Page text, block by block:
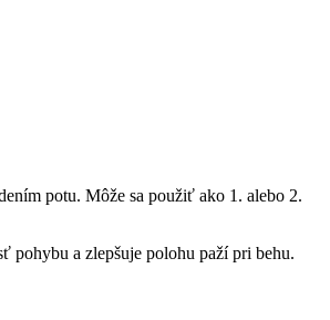
potu. Môže sa použiť ako 1. alebo 2.
pohybu a zlepšuje polohu paží pri behu.